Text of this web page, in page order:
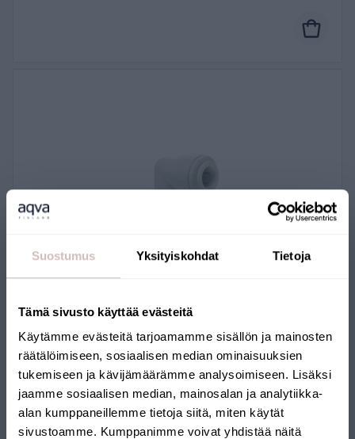
Suostumus Yksityiskohdat Tietoja
Tämä sivusto käyttää evästeitä
Käytämme evästeitä tarjoamamme sisällön ja mainosten
räätälöimiseen, sosiaalisen median ominaisuuksien
tukemiseen ja kävijämäärämme analysoimiseen. Lisäksi
jaamme sosiaalisen median, mainosalan ja analytiikka-
alan kumppaneillemme tietoja siitä, miten käytät
sivustoamme. Kumppanimme voivat yhdistää näitä
PP0308W
5,90 €